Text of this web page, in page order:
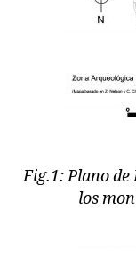
Fig.1: Plano
los